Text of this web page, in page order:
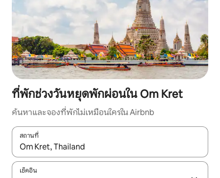
ที่พักช่วงวันหยุดพักผ่อนใน Om Kret
ค้นหาและจองที่พักไม่เหมือนใครใน Airbnb
สถานที่
ใช้ลูกศรขึ้นลง หรือใช้การสัมผัสหรือปัด เพื่อสำรวจผลการค้นหา
เช็คอิน